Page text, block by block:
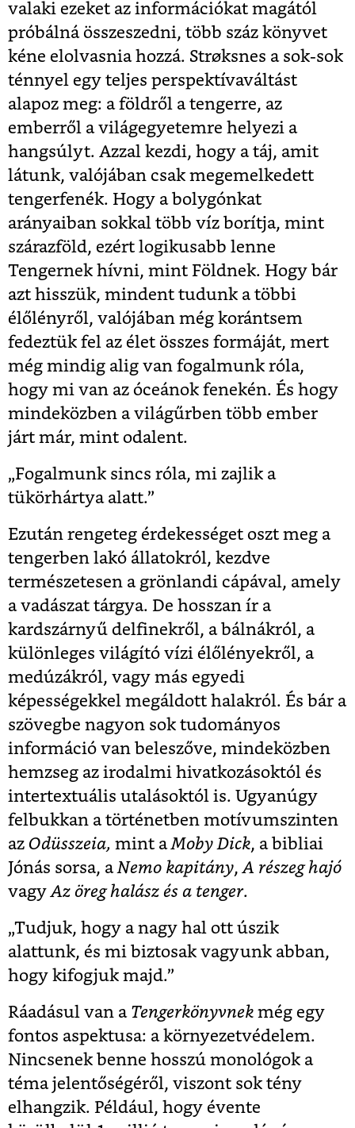
valaki ezeket az információkat magától
próbálná összeszedni, több száz könyvet
kéne elolvasnia hozzá. Strøksnes a sok-sok
ténnyel egy teljes perspektívaváltást
alapoz meg: a földről a tengerre, az
emberről a világegyetemre helyezi a
hangsúlyt. Azzal kezdi, hogy a táj, amit
látunk, valójában csak megemelkedett
tengerfenék. Hogy a bolygónkat
arányaiban sokkal több víz borítja, mint
szárazföld, ezért logikusabb lenne
Tengernek hívni, mint Földnek. Hogy bár
azt hisszük, mindent tudunk a többi
élőlényről, valójában még korántsem
fedeztük fel az élet összes formáját, mert
még mindig alig van fogalmunk róla,
hogy mi van az óceánok fenekén. És hogy
mindeközben a világűrben több ember
járt már, mint odalent.
„Fogalmunk sincs róla, mi zajlik a
tükörhártya alatt.”
Ezután rengeteg érdekességet oszt meg a
tengerben lakó állatokról, kezdve
természetesen a grönlandi cápával, amely
a vadászat tárgya. De hosszan ír a
kardszárnyű delfinekről, a bálnákról, a
különleges világító vízi élőlényekről, a
medúzákról, vagy más egyedi
képességekkel megáldott halakról. És bár a
szövegbe nagyon sok tudományos
információ van beleszőve, mindeközben
hemzseg az irodalmi hivatkozásoktól és
intertextuális utalásoktól is. Ugyanúgy
felbukkan a történetben motívumszinten
az Odüsszeia, mint aMoby Dick, a bibliai
Jónás sorsa, aNemo kapitány, A részeg hajó
vagy Az öreg halász és a tenger.
„Tudjuk, hogy a nagy hal ott úszik
alattunk, és mi biztosak vagyunk abban,
hogy kifogjuk majd.”
Ráadásul van a Tengerkönyvnek még egy
fontos aspektusa: a környezetvédelem.
Nincsenek benne hosszú monológok a
téma jelentőségéről, viszont sok tény
elhangzik. Például, hogy évente